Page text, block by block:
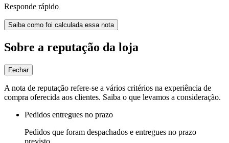
Responde rápido
Saiba como foi calculada essa nota
Sobre a reputação da loja
Fechar
A nota de reputação refere-se a vários critérios na experiência de
compra oferecida aos clientes. Saiba o que levamos a consideração.
Pedidos entregues no prazo
Pedidos que foram despachados e entregues no prazo
previsto.